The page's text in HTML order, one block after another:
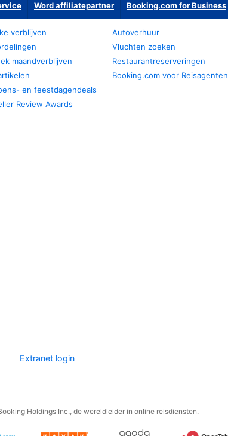
Word affiliatepartner Booking.com for Business
verblijven
maandverblijven
en feestdagendeals
Review Awards
Autoverhuur
Vluchten zoeken
Restaurantreserveringen
Booking.com voor Reisagenten
Extranet login
Holdings Inc., de wereldleider in online reisdiensten.